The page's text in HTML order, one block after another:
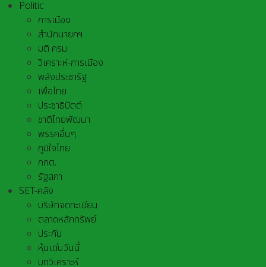
Politic
การเมือง
สำนักนายกฯ
มติ ครม.
วิเคราะห์-การเมือง
พลังประชารัฐ
เพื่อไทย
ประชาธิปัตต์
ชาติไทยพัฒนา
พรรคอื่นๆ
ภูมิใจไทย
กกต.
รัฐสภา
SET-คลัง
บริษัทจดทะเบียน
ตลาดหลักทรัพย์
ประกัน
หุ้นเด่นวันนี้
บทวิเคราะห์